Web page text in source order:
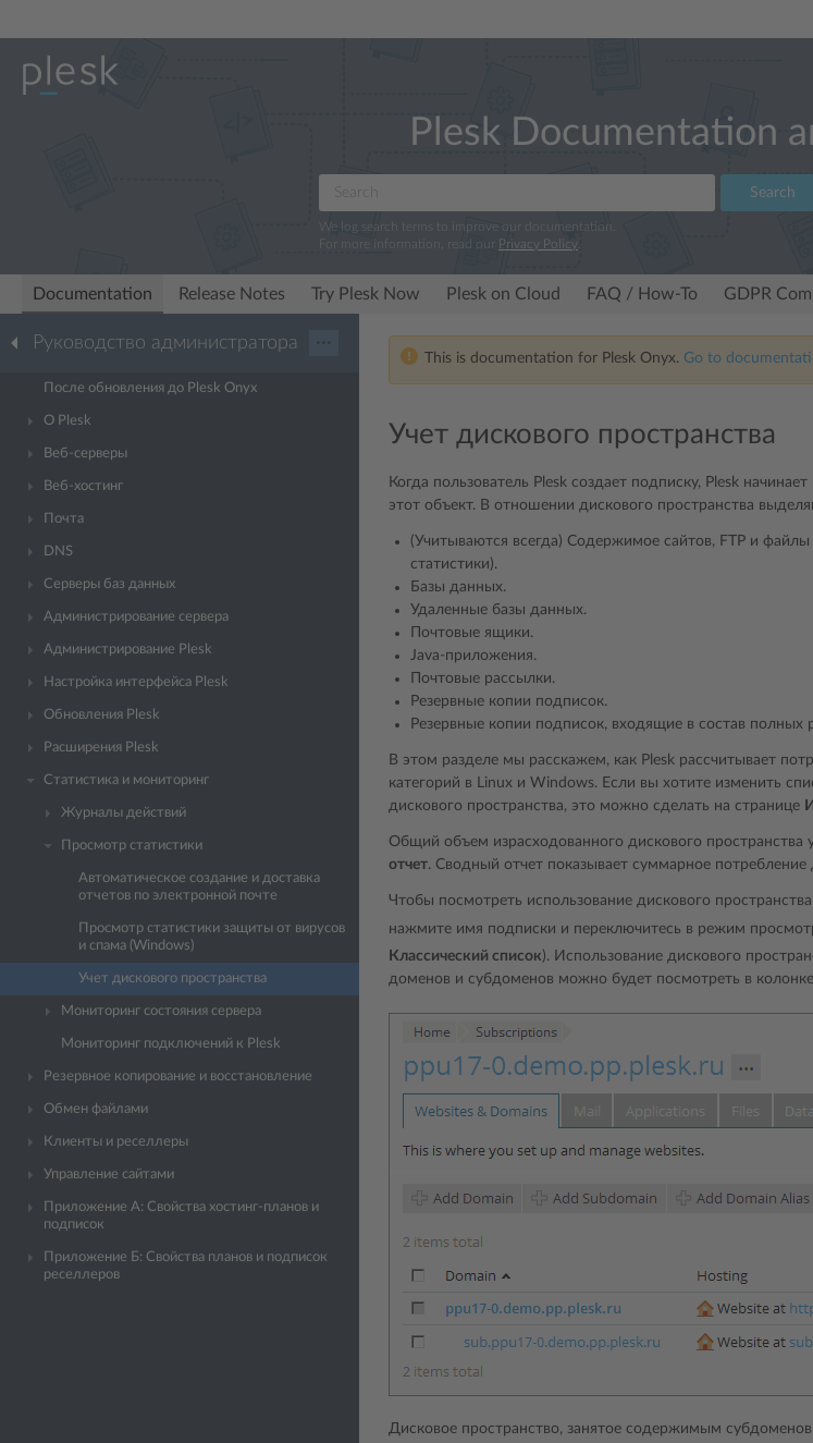
Plesk Documentation
Search
We log search terms to improve our documentation.
For more information, read our Privacy Policy
Documentation Release Notes Try Plesk Now Plesk on Cloud FAQ / How-To GDPR
Руководство администратора ···
После обновления до Plesk Onyx
О Plesk
Веб-серверы
Веб-хостинг
Почта
DNS
Серверы баз данных
Администрирование сервера
Администрирование Plesk
Настройка интерфейса Plesk
Обновления Plesk
Расширения Plesk
Статистика и мониторинг
Журналы действий
Просмотр статистики
Автоматическое создание и доставка
отчетов по электронной почте
Просмотр статистики защиты от вирусов
и спама (Windows)
Учет дискового пространства
Мониторинг состояния сервера
Мониторинг подключений к Plesk
Резервное копирование и восстановление
Обмен файлами
Клиенты и реселлеры
Управление сайтами
Приложение A: Свойства хостинг-планов и
подписок
Приложение Б: Свойства планов и подписок
реселлеров
This is documentation for Plesk Onyx. Go to
Учет дискового пространства
Когда пользователь Plesk создает подписку, Plesk
этот объект. В отношении дискового пространства
(Учитываются всегда) Содержимое сайтов, FTP и
статистики).
Базы данных.
Удаленные базы данных.
Почтовые ящики.
Java-приложения.
Почтовые рассылки.
Резервные копии подписок.
Резервные копии подписок, входящие в состав полных
В этом разделе мы расскажем, как Plesk рассчитывает
категорий в Linux и Windows. Если вы хотите изменить
дискового пространства, это можно сделать на странице
Общий объем израсходованного дискового пространства
отчет. Сводный отчет показывает суммарное
Чтобы посмотреть использование дискового
нажмите имя подписки и переключитесь в режим
Классический список). Использование дискового
доменов и субдоменов можно будет посмотреть в
Дисковое пространство, занятое содержимым